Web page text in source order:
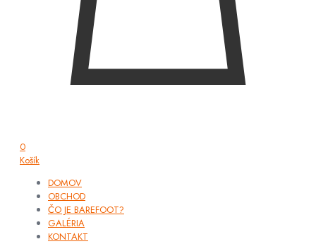
0
Košík
DOMOV
OBCHOD
ČO JE BAREFOOT?
GALÉRIA
KONTAKT